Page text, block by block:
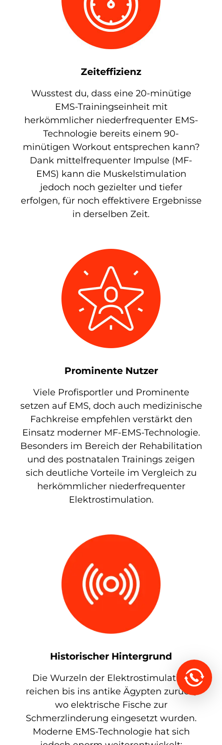
Zeiteffizienz
Wusstest du, dass eine 20-minütige
EMS-Trainingseinheit mit
herkömmlicher niederfrequenter EMS-
Technologie bereits einem 90-
minütigen Workout entsprechen kann?
Dank mittelfrequenter Impulse (MF-
EMS) kann die Muskelstimulation
jedoch noch gezielter und tiefer
erfolgen, für noch effektivere Ergebnisse
in derselben Zeit.
Prominente Nutzer
Viele Profisportler und Prominente
setzen auf EMS, doch auch medizinische
Fachkreise empfehlen verstärkt den
Einsatz moderner MF-EMS-Technologie.
Besonders im Bereich der Rehabilitation
und des postnatalen Trainings zeigen
sich deutliche Vorteile im Vergleich zu
herkömmlicher niederfrequenter
Elektrostimulation.
Historischer Hintergrund
Die Wurzeln der Elektrostimulation
reichen bis ins antike Ägypten zurück,
wo elektrische Fische zur
Schmerzlinderung eingesetzt wurden.
Moderne EMS-Technologie hat sich